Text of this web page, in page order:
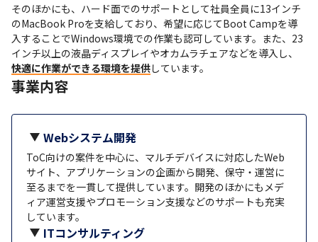
そのほかにも、ハード面でのサポートとして社員全員に13インチ
のMacBook Proを支給しており、希望に応じてBoot Campを導
入することでWindows環境での作業も認可しています。また、23
インチ以上の液晶ディスプレイやオカムラチェアなどを導入し、
快適に作業ができる環境を提供しています。
事業内容
Webシステム開発
ToC向けの案件を中心に、マルチデバイスに対応したWeb
サイト、アプリケーションの企画から開発、保守・運営に
至るまでを一貫して提供しています。開発のほかにもメデ
ィア運営支援やプロモーション支援などのサポートも充実
しています。
ITコンサルティング